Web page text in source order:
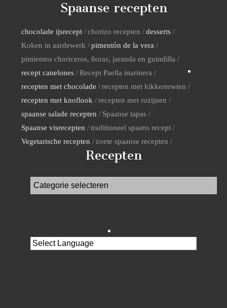
Spaanse recepten
chocolade ijsrecept chorizo recepten
desserts
Koken in aardewerk
pimentón de la vera
pimientos choriceros, ñoras, jaranda en guindilla
recept canelones
Recept Paella marinera
recepten met chocolade
recepten met kikkererwten
recepten met knoflook
recepten met rozijnen
spaanse salade recepten
Spaanse tapas
Spaanse visrecepten
traditioneel spaans recept
Vegetarische recepten
zoete spaanse recepten
Recepten